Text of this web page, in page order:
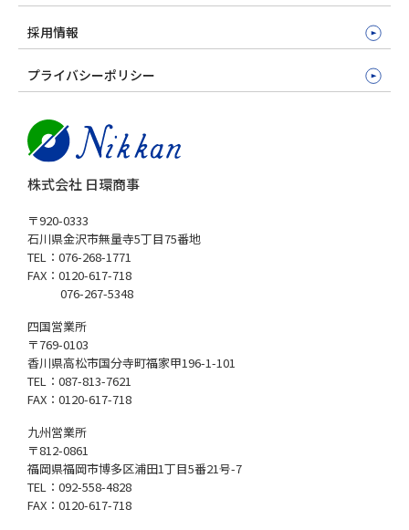
株式会社 日環商事
〒920-0333
石川県金沢市無量寺5丁目75番地
TEL：076-268-1771
FAX：0120-617-718
076-267-5348
四国営業所
〒769-0103
香川県高松市国分寺町福家甲196-1-101
TEL：087-813-7621
FAX：0120-617-718
九州営業所
〒812-0861
福岡県福岡市博多区浦田1丁目5番21号-7
TEL：092-558-4828
FAX：0120-617-718
採用情報
プライバシーポリシー